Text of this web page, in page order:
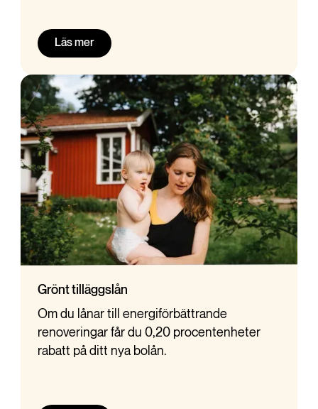
Läs mer
Grönt tilläggslån
Om du lånar till energiförbättrande
renoveringar får du 0,20 procentenheter
rabatt på ditt nya bolån.